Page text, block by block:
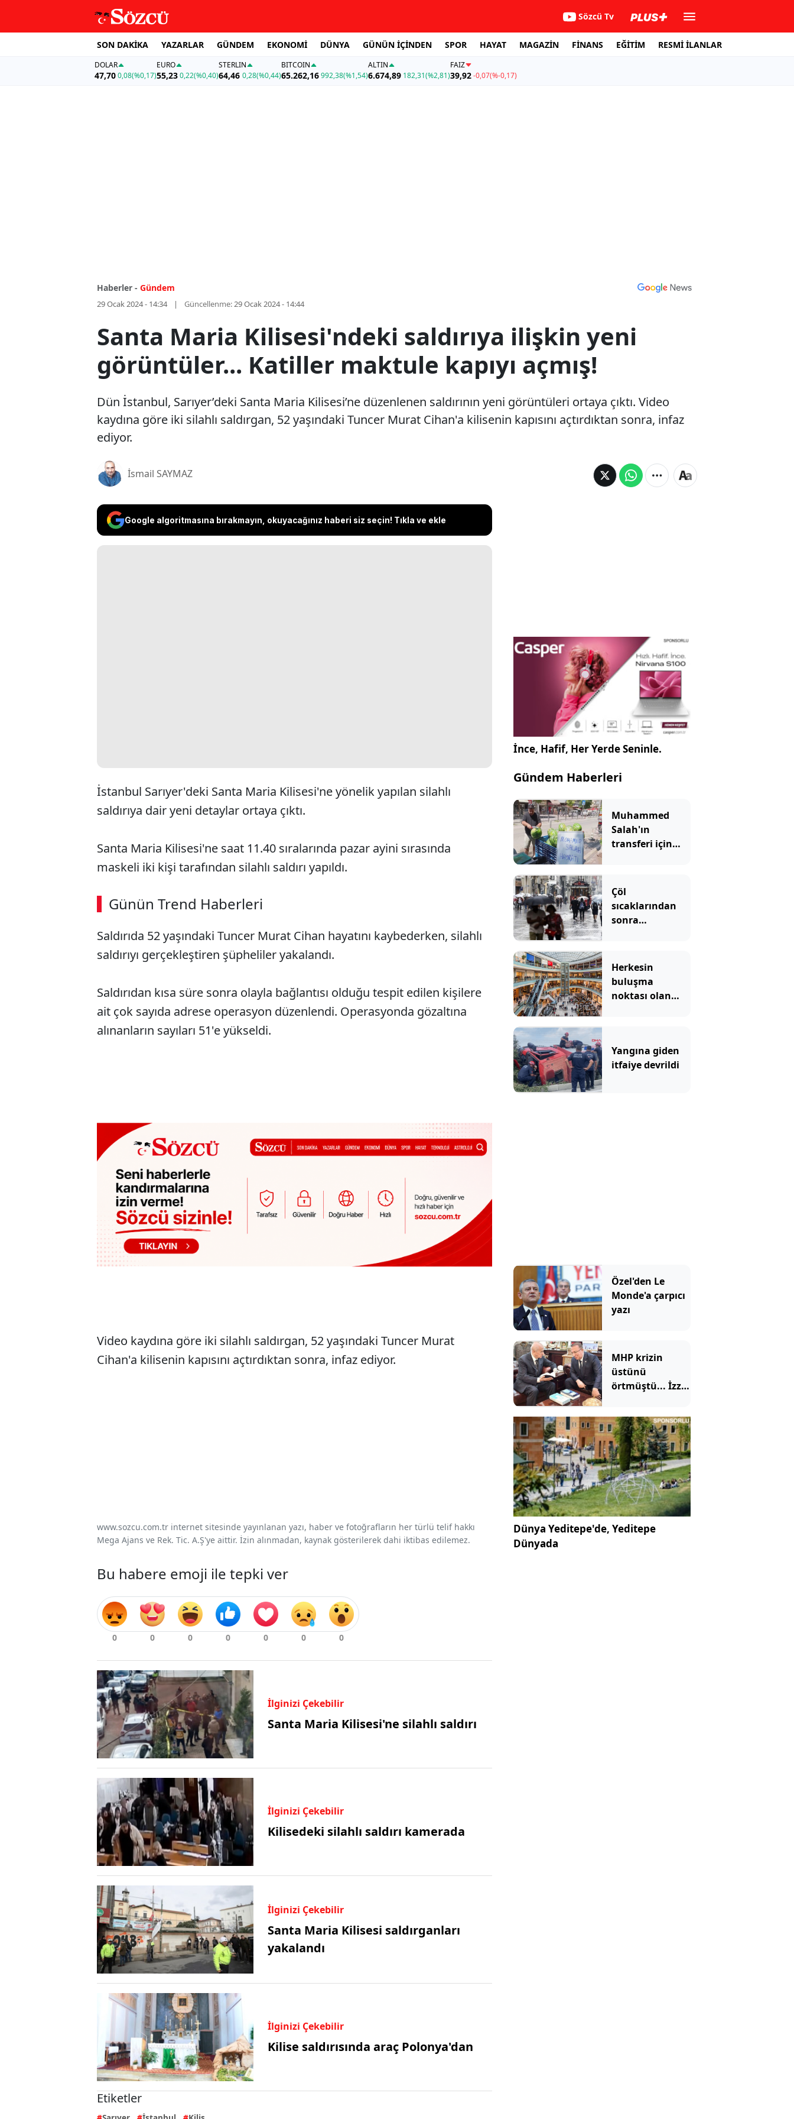
Sözcü Tv
SON DAKİKA YAZARLAR GÜNDEM EKONOMİ DÜNYA GÜNÜN İÇİNDEN SPOR HAYAT MAGAZİN FİNANS EĞİTİM RESMİ İLANLAR
DOLAR
47,700,08(%0,17)
EURO
55,23 0,22(%0,40)
STERLIN
64,46 0,28(%0,44)
BITCOIN
65.262,16992,38(%1,54)
ALTIN
6.674,89 182,31(%2,81)
FAİZ
39,92-0,07(%-0,17)
Haberler - Gündem
29 Ocak 2024 - 14:34 Güncellenme:29 Ocak 2024 - 14:44
Santa Maria Kilisesi'ndeki saldırıya ilişkin yeni
görüntüler... Katiller maktule kapıyı açmış!
Dün İstanbul, Sarıyer’deki Santa Maria Kilisesi’ne düzenlenen saldırının yeni görüntüleri ortaya çıktı. Video
kaydına göre iki silahlı saldırgan, 52 yaşındaki Tuncer Murat Cihan'a kilisenin kapısını açtırdıktan sonra, infaz
ediyor.
İsmail SAYMAZ
Google algoritmasına bırakmayın, okuyacağınız haberi siz seçin! Tıkla ve ekle
İstanbul Sarıyer'deki Santa Maria Kilisesi'ne yönelik yapılan silahlı
saldırıya dair yeni detaylar ortaya çıktı.
Santa Maria Kilisesi'ne saat 11.40 sıralarında pazar ayini sırasında
maskeli iki kişi tarafından silahlı saldırı yapıldı.
Günün Trend Haberleri
00:03 / 02:14
Sesi Aç
Saldırıda 52 yaşındaki Tuncer Murat Cihan hayatını kaybederken, silahlı
saldırıyı gerçekleştiren şüpheliler yakalandı.
Saldırıdan kısa süre sonra olayla bağlantısı olduğu tespit edilen kişilere
ait çok sayıda adrese operasyon düzenlendi. Operasyonda gözaltına
alınanların sayıları 51'e yükseldi.
Video kaydına göre iki silahlı saldırgan, 52 yaşındaki Tuncer Murat
Cihan'a kilisenin kapısını açtırdıktan sonra, infaz ediyor.
www.sozcu.com.tr internet sitesinde yayınlanan yazı, haber ve fotoğrafların her türlü telif hakkı
Mega Ajans ve Rek. Tic. A.Ş'ye aittir. İzin alınmadan, kaynak gösterilerek dahi iktibas edilemez.
Bu habere emoji ile tepki ver
İlginizi Çekebilir
Santa Maria Kilisesi'ne silahlı saldırı
İlginizi Çekebilir
Kilisedeki silahlı saldırı kamerada
İlginizi Çekebilir
Santa Maria Kilisesi saldırganları
yakalandı
İlginizi Çekebilir
Kilise saldırısında araç Polonya'dan
Etiketler
İnce, Hafif, Her Yerde Seninle.
Gündem Haberleri
Muhammed
Salah'ın
transferi için
Çöl
sıcaklarından
sonra
Herkesin
buluşma
noktası olan
Yangına giden
itfaiye devrildi
Özel'den Le
Monde'a çarpıcı
yazı
MHP krizin
üstünü
örtmüştü... İzzet
'imza' yerine
'mesaj' geldi
Dünya Yeditepe'de, Yeditepe
Dünyada